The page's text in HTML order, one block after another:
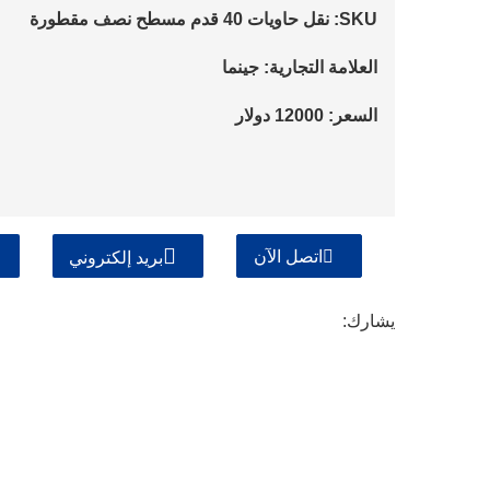
SKU: نقل حاويات 40 قدم مسطح نصف مقطورة
العلامة التجارية: جينما
السعر: 12000 دولار
اتصل الآن بريد إلكتروني
يشارك: